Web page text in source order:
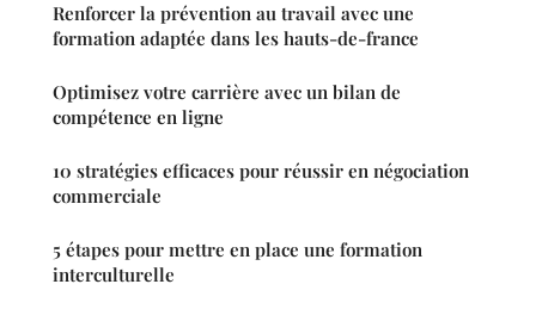
Renforcer la prévention au travail avec une
formation adaptée dans les hauts-de-france
Optimisez votre carrière avec un bilan de
compétence en ligne
10 stratégies efficaces pour réussir en négociation
commerciale
5 étapes pour mettre en place une formation
interculturelle